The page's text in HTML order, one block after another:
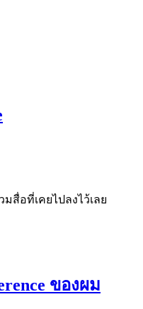
สื่อที่เคยไปลงไว้เลย
ของผม